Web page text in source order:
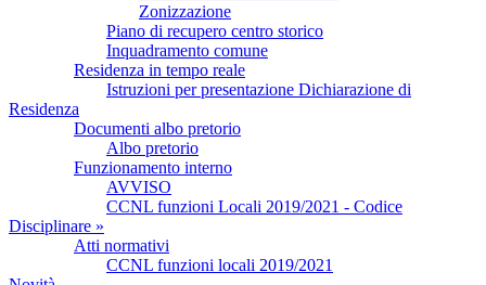
Zonizzazione
Piano di recupero centro storico
Inquadramento comune
Residenza in tempo reale
Istruzioni per presentazione Dichiarazione di
Residenza
Documenti albo pretorio
Albo pretorio
Funzionamento interno
AVVISO
CCNL funzioni Locali 2019/2021 - Codice
Disciplinare »
Atti normativi
CCNL funzioni locali 2019/2021